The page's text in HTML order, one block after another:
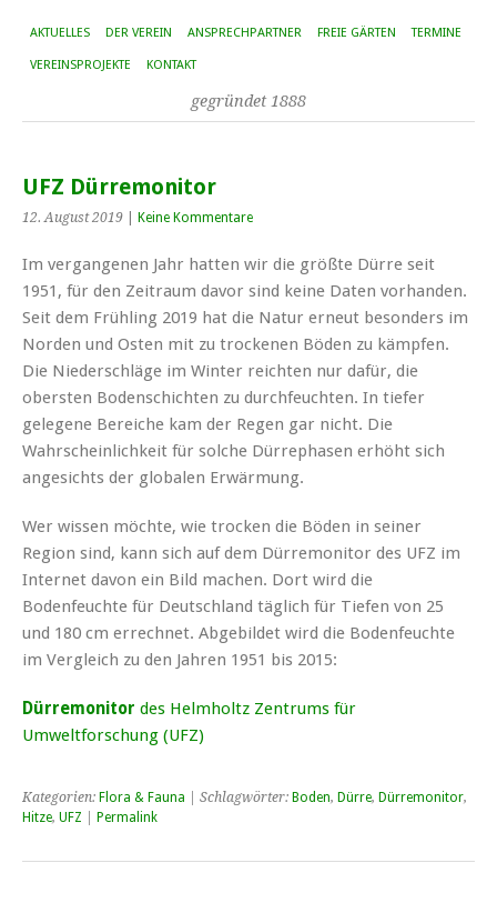
AKTUELLES DER VEREIN ANSPRECHPARTNER FREIE GÄRTEN TERMINE
VEREINSPROJEKTE KONTAKT
gegründet 1888
UFZ Dürremonitor
12. August 2019 Keine Kommentare
Im vergangenen Jahr hatten wir die größte Dürre seit
1951, für den Zeitraum davor sind keine Daten vorhanden.
Seit dem Frühling 2019 hat die Natur erneut besonders im
Norden und Osten mit zu trockenen Böden zu kämpfen.
Die Niederschläge im Winter reichten nur dafür, die
obersten Bodenschichten zu durchfeuchten. In tiefer
gelegene Bereiche kam der Regen gar nicht. Die
Wahrscheinlichkeit für solche Dürrephasen erhöht sich
angesichts der globalen Erwärmung.
Wer wissen möchte, wie trocken die Böden in seiner
Region sind, kann sich auf dem Dürremonitor des UFZ im
Internet davon ein Bild machen. Dort wird die
Bodenfeuchte für Deutschland täglich für Tiefen von 25
und 180 cm errechnet. Abgebildet wird die Bodenfeuchte
im Vergleich zu den Jahren 1951 bis 2015:
Dürremonitor des Helmholtz Zentrums für
Umweltforschung (UFZ)
Kategorien: Flora & Fauna | Schlagwörter: Boden, Dürre, Dürremonitor,
Hitze, UFZ Permalink